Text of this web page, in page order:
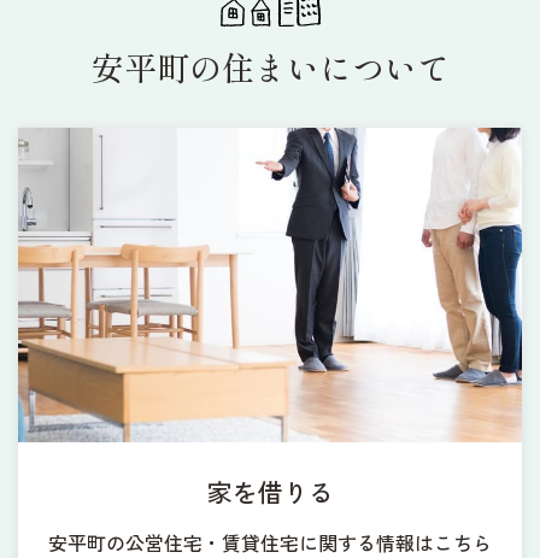
安平町の住まいについて
家を借りる
安平町の公営住宅・賃貸住宅に関する情報はこちら